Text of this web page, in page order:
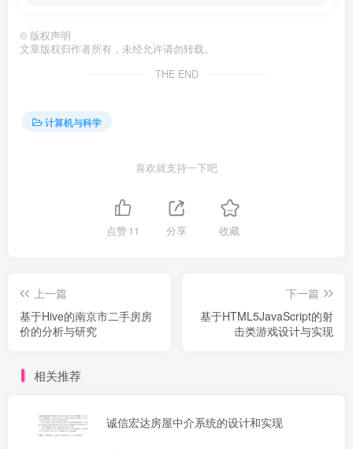
© 版权声明
文章版权归作者所有，未经允许请勿转载。
THE END
计算机与科学
喜欢就支持一下吧
点赞11 分享 收藏
上一篇
基于Hive的南京市二手房房
价的分析与研究
下一篇
基于HTML5JavaScript的射
击类游戏设计与实现
相关推荐
诚信宏达房屋中介系统的设计和实现